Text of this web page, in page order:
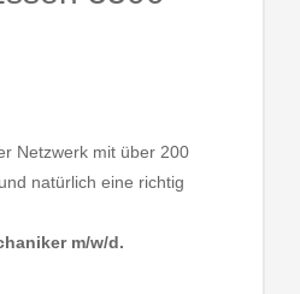
Netzwerk mit über 200
natürlich eine richtig
m/w/d.